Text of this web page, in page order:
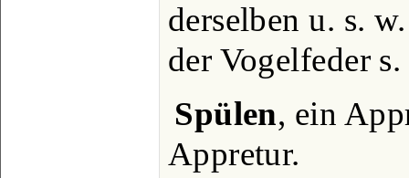
derselben u. s.
der Vogelfeder s.
Spülen, ein
Appretur.